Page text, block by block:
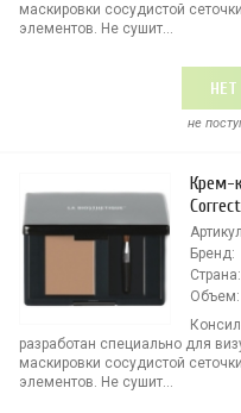
маскировки сосудистой
элементов. Не сушит...
не
Крем-
Бренд:
Страна:
Объем:
разработан специально для
маскировки сосудистой
элементов. Не сушит...